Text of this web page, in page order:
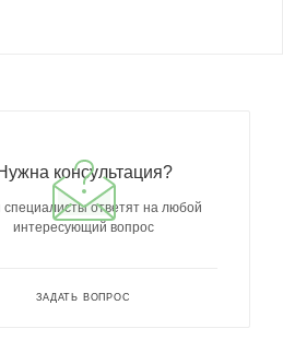
консультация?
ответят на любой
интересующий вопрос
ЗАДАТЬ ВОПРОС